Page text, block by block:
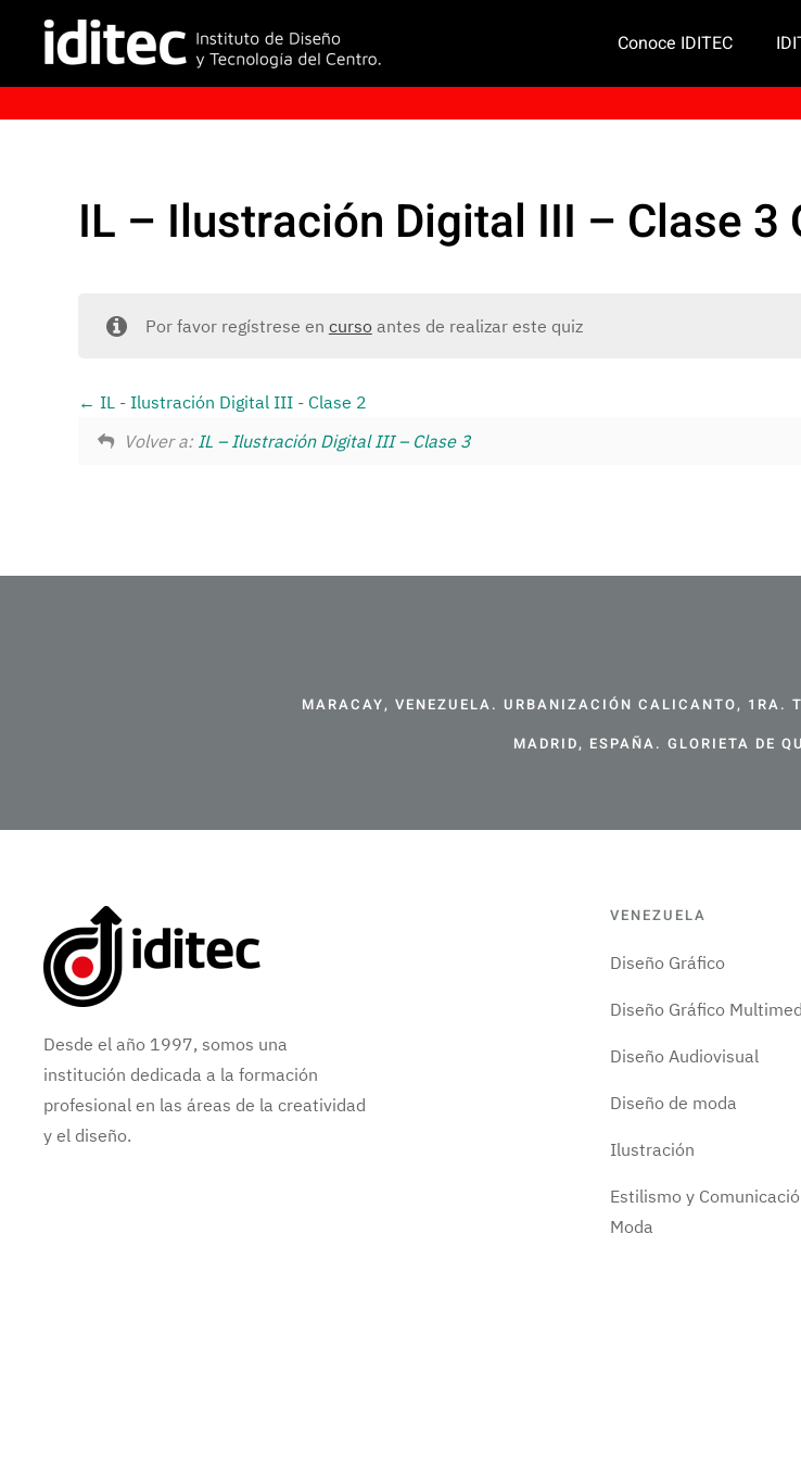
Conoce IDITEC
IL – Ilustración Digital III – Clase 3
Por favor regístrese en cursoantes de realizar este quiz
IL - Ilustración Digital III - Clase 2
Volver a: IL – Ilustración Digital III – Clase 3
MARACAY, VENEZUELA. URBANIZACIÓN CALICANTO, 1RA.
MADRID, ESPAÑA. GLORIETA DE
Desde el año 1997, somos una
institución dedicada a la formación
profesional en las áreas de la creatividad
y el diseño.
VENEZUELA
Diseño Gráfico
Diseño Gráfico
Diseño Audiovisual
Diseño de moda
Ilustración
Estilismo y
Moda